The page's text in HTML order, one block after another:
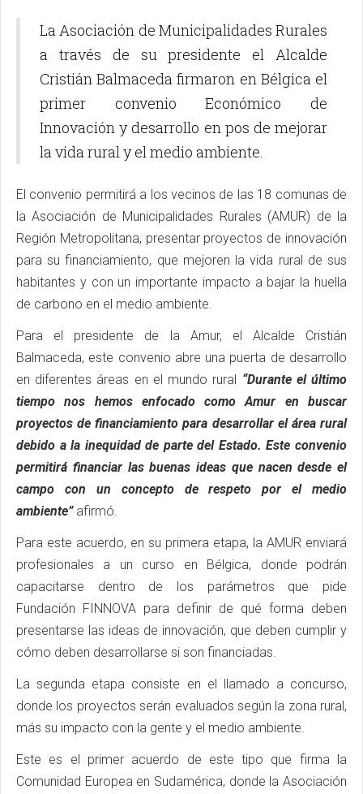
La Asociación de Municipalidades Rurales
a través de su presidente el Alcalde
Cristián Balmaceda firmaron en Bélgica el
primer convenio Económico de
Innovación y desarrollo en pos de mejorar
la vida rural y el medio ambiente.
El convenio permitirá a los vecinos de las 18 comunas de
la Asociación de Municipalidades Rurales (AMUR) de la
Región Metropolitana, presentar proyectos de innovación
para su financiamiento, que mejoren la vida rural de sus
habitantes y con un importante impacto a bajar la huella
de carbono en el medio ambiente.
Para el presidente de la Amur, el Alcalde Cristián
Balmaceda, este convenio abre una puerta de desarrollo
en diferentes áreas en el mundo rural “Durante el último
tiempo nos hemos enfocado como Amur en buscar
proyectos de financiamiento para desarrollar el área rural
debido a la inequidad de parte del Estado. Este convenio
permitirá financiar las buenas ideas que nacen desde el
campo con un concepto de respeto por el medio
ambiente”afirmó.
Para este acuerdo, en su primera etapa, la AMUR enviará
profesionales a un curso en Bélgica, donde podrán
capacitarse dentro de los parámetros que pide
Fundación FINNOVA para definir de qué forma deben
presentarse las ideas de innovación, que deben cumplir y
cómo deben desarrollarse si son financiadas.
La segunda etapa consiste en el llamado a concurso,
donde los proyectos serán evaluados según la zona rural,
más su impacto con la gente y el medio ambiente.
Este es el primer acuerdo de este tipo que firma la
Comunidad Europea en Sudamérica, donde la Asociación